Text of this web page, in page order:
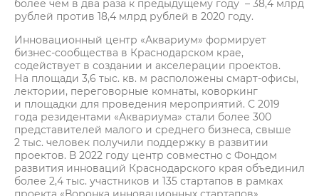
более чем в два раза к предыдущему году – 38,4 млрд
рублей против 18,4 млрд рублей в 2020 году.
Инновационный центр «Аквариум» формирует
бизнес-сообщества в Краснодарском крае,
содействует в создании и акселерации проектов.
На площади 3,6 тыс. кв. м расположены смарт-офисы,
лектории, переговорные комнаты, коворкинг
и площадки для проведения мероприятий. С 2019
года резидентами «Аквариума» стали более 300
представителей малого и среднего бизнеса, свыше
2 тыс. человек получили поддержку в развитии
проектов. В 2022 году центр совместно с Фондом
развития инноваций Краснодарского края объединил
более 2,4 тыс. участников и 135 стартапов в рамках